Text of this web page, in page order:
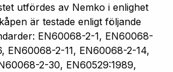
utfördes av Nemko i enlighet
är testade enligt följande
EN60068-2-1, EN60068-
EN60068-2-11, EN60068-2-14,
2-30, EN60529:1989,